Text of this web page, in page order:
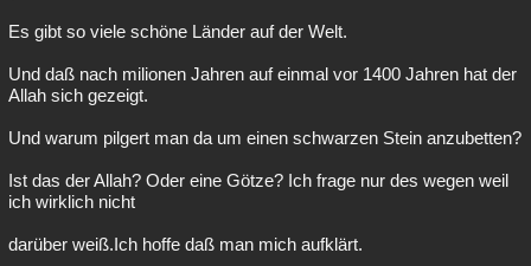
Es gibt so viele schöne Länder auf der Welt.
Und daß nach milionen Jahren auf einmal vor 1400 Jahren hat der
Allah sich gezeigt.
Und warum pilgert man da um einen schwarzen Stein anzubetten?
Ist das der Allah? Oder eine Götze? Ich frage nur des wegen weil
ich wirklich nicht
darüber weiß.Ich hoffe daß man mich aufklärt.